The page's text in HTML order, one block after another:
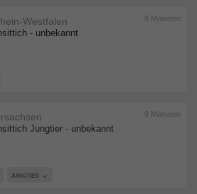
- unbekannt
Westfalen 9 Monaten
Jungtier - unbekannt
9 Monaten
JUNGTIER